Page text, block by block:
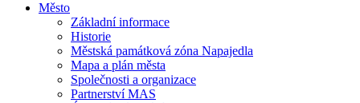
Město
Základní informace
Historie
Městská památková zóna Napajedla
Mapa a plán města
Společnosti a organizace
Partnerství MAS